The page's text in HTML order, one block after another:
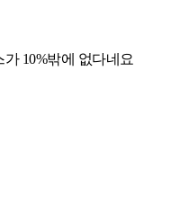
10%밖에 없다네요